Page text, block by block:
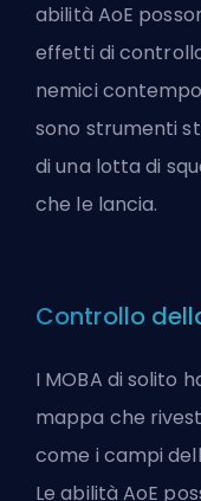
abilità AoE
effetti di
nemici
sono strumenti
di una lotta di
che le lancia.
Controllo
I MOBA di solito
mappa che
come i campi
Le abilità AoE